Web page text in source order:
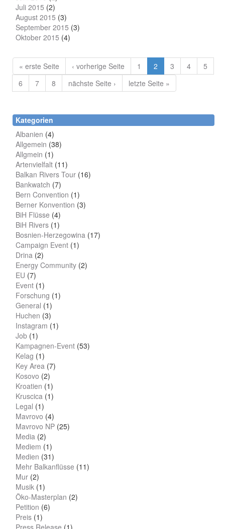
Juli 2015 (2)
August 2015 (3)
September 2015 (3)
Oktober 2015 (4)
« erste Seite ‹ vorherige Seite 1 2 3 4
5
6
7 8 nächste Seite › letzte Seite »
Kategorien
Albanien (4)
Allgemein (38)
Allgmein (1)
Artenvielfalt (11)
Balkan Rivers Tour (16)
Bankwatch (7)
Bern Convention (1)
Berner Konvention (3)
BiH Flüsse (4)
BiH Rivers (1)
Bosnien-Herzegowina (17)
Campaign Event (1)
Drina (2)
Energy Community (2)
EU (7)
Event (1)
Forschung (1)
General (1)
Huchen (3)
Instagram (1)
Job (1)
Kampagnen-Event (53)
Kelag (1)
Key Area (7)
Kosovo (2)
Kroatien (1)
Kruscica (1)
Legal (1)
Mavrovo (4)
Mavrovo NP (25)
Media (2)
Mediem (1)
Medien (31)
Mehr Balkanflüsse (11)
Mur (2)
Musik (1)
Öko-Masterplan (2)
Petition (6)
Preis (1)